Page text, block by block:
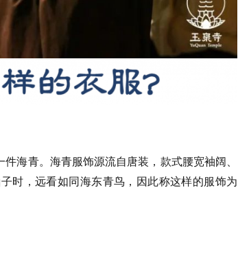
海青。海青服饰源流自唐装，款式腰宽袖阔、
时，远看如同海东青鸟，因此称这样的服饰为